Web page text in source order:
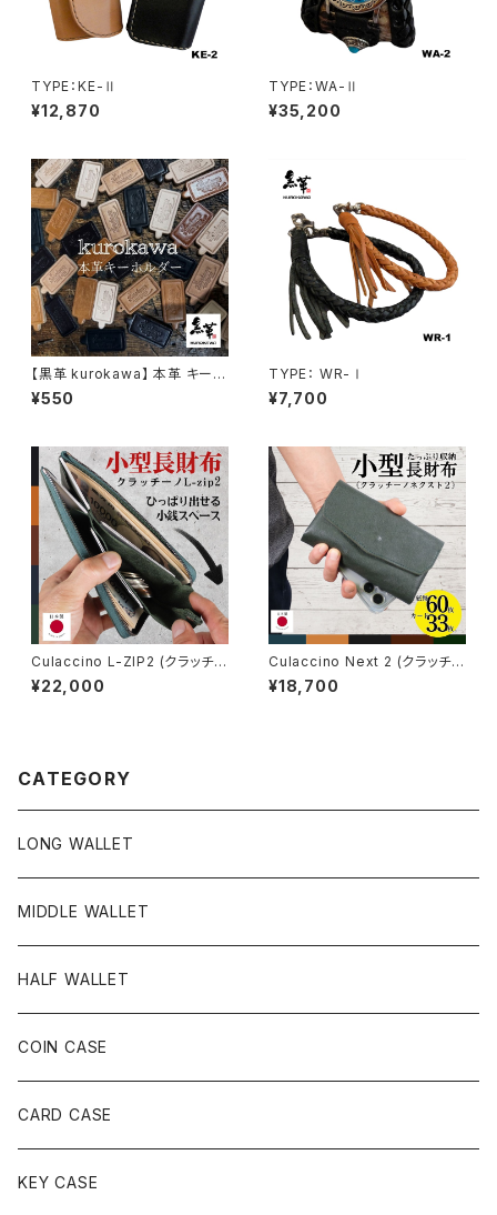
TYPE：KE-Ⅱ
¥12,870
TYPE：WA-Ⅱ
¥35,200
【黒革 kurokawa】 本革 キーホ
ルダー 日本製 レザー キーリン
グ 革 シンプル メンズ レディー
¥550
TYPE： WR-Ⅰ
¥7,700
Culaccino L-ZIP2 (クラッチー
ノ L-ZIP2)
¥22,000
Culaccino Next 2 (クラッチー
ノ ネクスト２)
¥18,700
CATEGORY
LONG WALLET
MIDDLE WALLET
HALF WALLET
COIN CASE
CARD CASE
KEY CASE